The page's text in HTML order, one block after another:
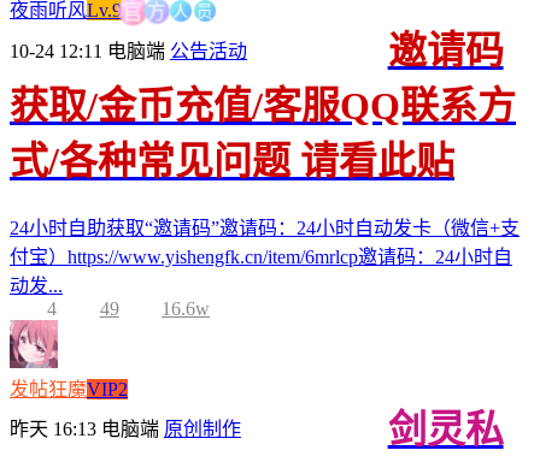
夜雨听风Lv.9官方人员
10-24 12:11 电脑端 公告活动
邀请码
获取/金币充值/客服QQ联系方
式/各种常见问题 请看此贴
24小时自助获取“邀请码”邀请码：24小时自动发卡（微信+支
付宝）https://www.yishengfk.cn/item/6mrlcp邀请码：24小时自
动发...
4
49 16.6w
发帖狂魔VIP2
昨天 16:13 电脑端 原创制作
剑灵私